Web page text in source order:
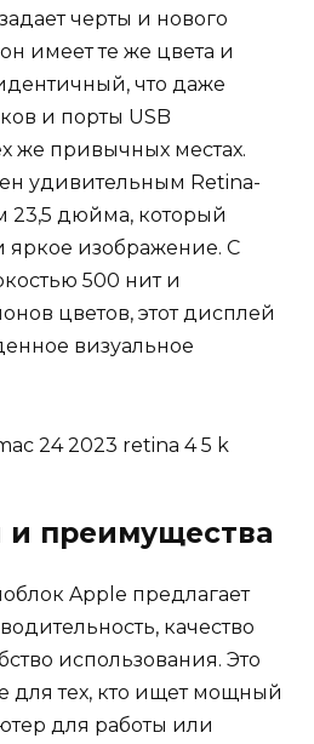
черты и нового
имеет те же цвета и
что даже
и порты USB
же привычных местах.
удивительным Retina-
23,5 дюйма, который
яркое изображение. С
500 нит и
цветов, этот дисплей
визуальное
и преимущества
Apple предлагает
качество
использования. Это
для тех, кто ищет мощный
для работы или